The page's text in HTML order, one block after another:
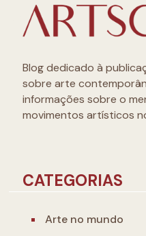
Blog dedicado à
sobre arte
informações sobre o
movimentos artísticos
CATEGORIAS
Arte no mundo